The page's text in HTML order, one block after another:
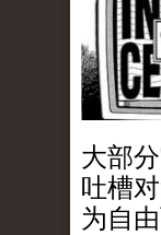
大部
吐槽
为自